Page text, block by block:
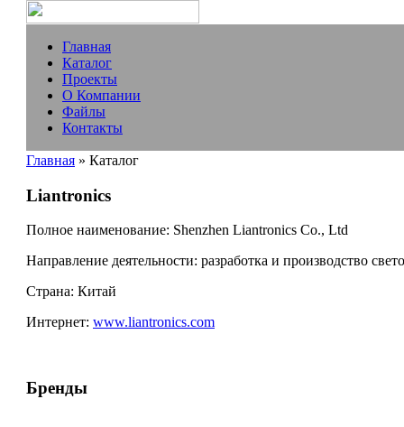
Главная
Каталог
Проекты
О Компании
Файлы
Контакты
Главная » Каталог
Liantronics
Полное наименование: Shenzhen Liantronics Co., Ltd
Направление деятельности: разработка и производство
Страна: Китай
Интернет: www.liantronics.com
Бренды